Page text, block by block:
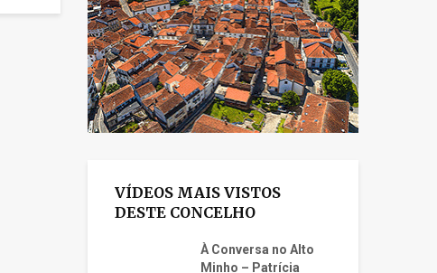
VÍDEOS MAIS VISTOS
DESTE CONCELHO
À Conversa no Alto
Minho – Patrícia